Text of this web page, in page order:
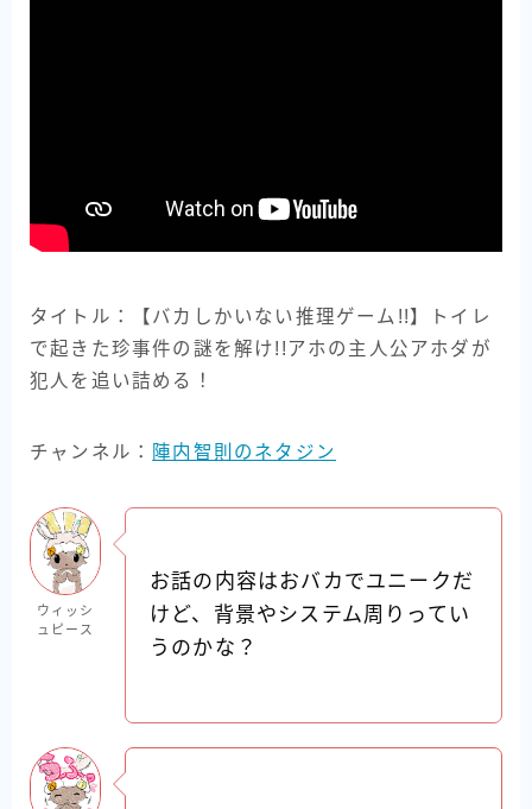
タイトル：【バカしかいない推理ゲーム!!】トイレ
で起きた珍事件の謎を解け!!アホの主人公アホダが
犯人を追い詰める！
チャンネル： 陣内智則のネタジン
ウィッシ
ュピース
お話の内容はおバカでユニークだ
けど、背景やシステム周りってい
うのかな？